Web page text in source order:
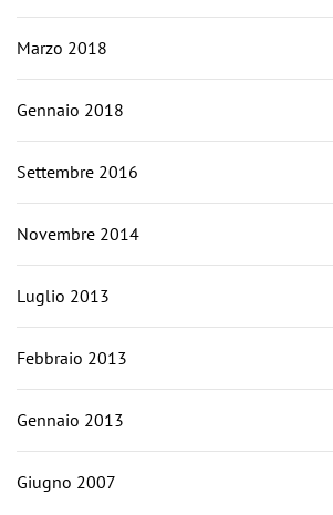
Marzo 2018
Gennaio 2018
Settembre 2016
Novembre 2014
Luglio 2013
Febbraio 2013
Gennaio 2013
Giugno 2007